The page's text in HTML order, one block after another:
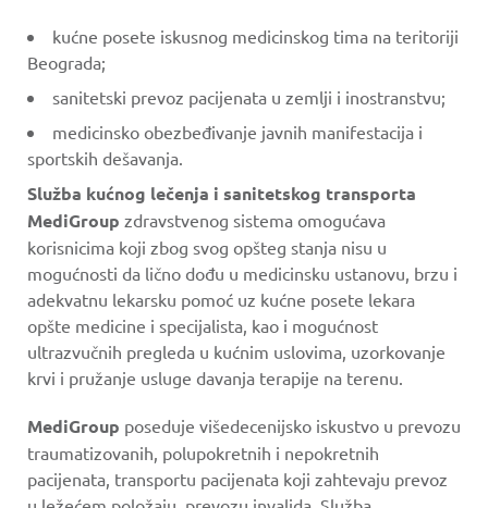
kućne posete iskusnog medicinskog tima na teritoriji
Beograda;
sanitetski prevoz pacijenata u zemlji i inostranstvu;
medicinsko obezbeđivanje javnih manifestacija i
sportskih dešavanja.
Služba kućnog lečenja i sanitetskog transporta
MediGroup zdravstvenog sistema omogućava
korisnicima koji zbog svog opšteg stanja nisu u
mogućnosti da lično dođu u medicinsku ustanovu, brzu i
adekvatnu lekarsku pomoć uz kućne posete lekara
opšte medicine i specijalista, kao i mogućnost
ultrazvučnih pregleda u kućnim uslovima, uzorkovanje
krvi i pružanje usluge davanja terapije na terenu.
MediGroup poseduje višedecenijsko iskustvo u prevozu
traumatizovanih, polupokretnih i nepokretnih
pacijenata, transportu pacijenata koji zahtevaju prevoz